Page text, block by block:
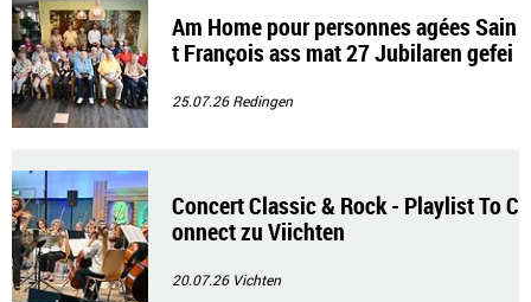
Am Home pour personnes agées Sain
t François ass mat 27 Jubilaren gefei
25.07.26Redingen
Concert Classic & Rock - Playlist To C
onnect zu Viichten
20.07.26 Vichten